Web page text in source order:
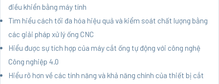
điều khiển bằng máy tính
Tìm hiểu cách tối đa hóa hiệu quả và kiểm soát chất lượng bằng
các giải pháp xử lý ống CNC
Hiểu được sự tích hợp của máy cắt ống tự động với công nghệ
Công nghiệp 4.0
Hiểu rõ hơn về các tính năng và khả năng chính của thiết bị cắt